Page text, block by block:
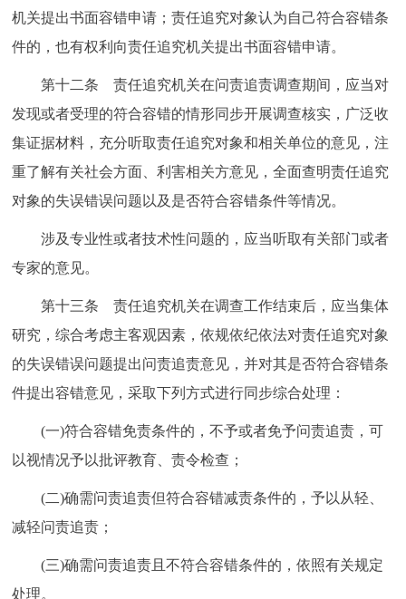
机关提出书面容错申请；责任追究对象认为自己符合容错条
件的，也有权利向责任追究机关提出书面容错申请。
第十二条 责任追究机关在问责追责调查期间，应当对
发现或者受理的符合容错的情形同步开展调查核实，广泛收
集证据材料，充分听取责任追究对象和相关单位的意见，注
重了解有关社会方面、利害相关方意见，全面查明责任追究
对象的失误错误问题以及是否符合容错条件等情况。
涉及专业性或者技术性问题的，应当听取有关部门或者
专家的意见。
第十三条 责任追究机关在调查工作结束后，应当集体
研究，综合考虑主客观因素，依规依纪依法对责任追究对象
的失误错误问题提出问责追责意见，并对其是否符合容错条
件提出容错意见，采取下列方式进行同步综合处理：
(一)符合容错免责条件的，不予或者免予问责追责，可
以视情况予以批评教育、责令检查；
(二)确需问责追责但符合容错减责条件的，予以从轻、
减轻问责追责；
(三)确需问责追责且不符合容错条件的，依照有关规定
处理。